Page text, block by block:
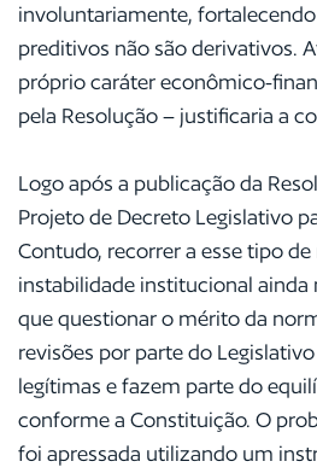
involuntariamente,
preditivos não são derivativos.
próprio caráter econômico-
pela Resolução – justificaria a
Logo após a publicação da
Projeto de Decreto Legislativo
Contudo, recorrer a esse tipo
instabilidade institucional ainda
que questionar o mérito da
revisões por parte do
legítimas e fazem parte do
conforme a Constituição. O
foi apressada utilizando um